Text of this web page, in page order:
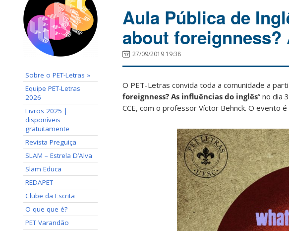
Sobre o PET-Letras »
Equipe PET-Letras
2026
Livros 2025 |
disponíveis
gratuitamente
Revista Preguiça
SLAM – Estrela D’Alva
Slam Educa
REDAPET
Clube da Escrita
O que que é?
PET Varandão
Aula Pública de
about
27/09/2019 19:38
O PET-Letras convida toda a comunidade a
foreignness? As influências do inglês” no dia
CCE, com o professor Víctor Behnck. O evento